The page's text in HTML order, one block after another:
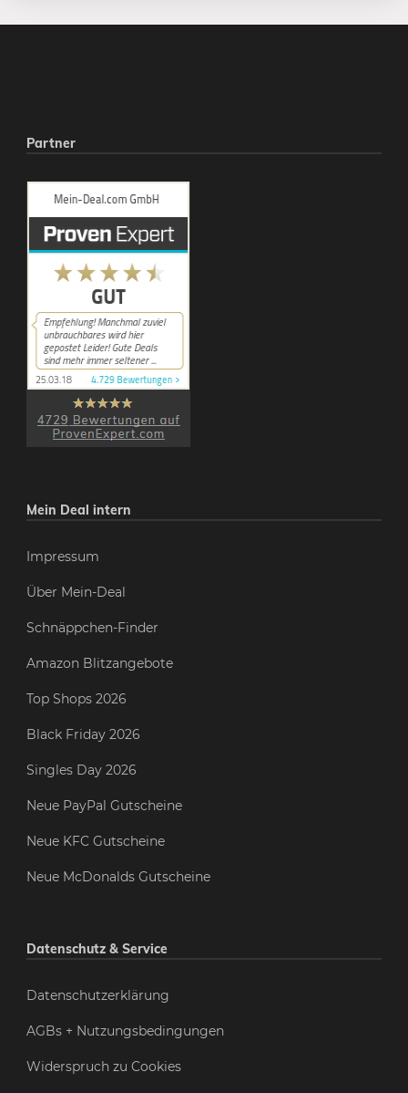
Partner
Mein Deal intern
Impressum
Über Mein-Deal
Schnäppchen-Finder
Amazon Blitzangebote
Top Shops 2026
Black Friday 2026
Singles Day 2026
Neue PayPal Gutscheine
Neue KFC Gutscheine
Neue McDonalds Gutscheine
Datenschutz & Service
Datenschutzerklärung
AGBs + Nutzungsbedingungen
Widerspruch zu Cookies